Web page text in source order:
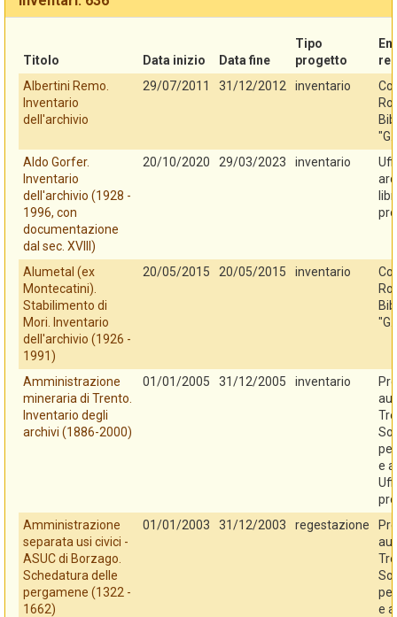
Titolo Data inizio Data fine
Tipo
progetto
Albertini Remo.
Inventario
dell'archivio
29/07/2011 31/12/2012 inventario
Aldo Gorfer.
Inventario
dell'archivio (1928 -
1996, con
documentazione
dal sec. XVIII)
20/10/2020 29/03/2023 inventario
Alumetal (ex
Montecatini).
Stabilimento di
Mori. Inventario
dell'archivio (1926 -
1991)
20/05/2015 20/05/2015 inventario
Amministrazione
mineraria di Trento.
Inventario degli
archivi (1886-2000)
01/01/2005 31/12/2005 inventario
e
Amministrazione
separata usi civici -
ASUC di Borzago.
Schedatura delle
pergamene (1322 -
1662)
01/01/2003 31/12/2003 regestazione
e